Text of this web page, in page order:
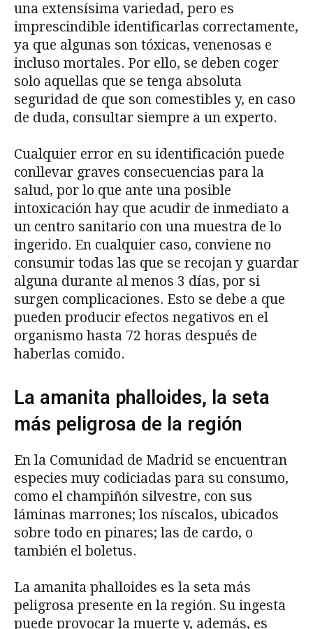
una extensísima variedad, pero es
imprescindible identificarlas correctamente,
ya que algunas son tóxicas, venenosas e
incluso mortales. Por ello, se deben coger
solo aquellas que se tenga absoluta
seguridad de que son comestibles y, en caso
de duda, consultar siempre a un experto.
Cualquier error en su identificación puede
conllevar graves consecuencias para la
salud, por lo que ante una posible
intoxicación hay que acudir de inmediato a
un centro sanitario con una muestra de lo
ingerido. En cualquier caso, conviene no
consumir todas las que se recojan y guardar
alguna durante al menos 3 días, por si
surgen complicaciones. Esto se debe a que
pueden producir efectos negativos en el
organismo hasta 72 horas después de
haberlas comido.
La amanita phalloides, la seta
más peligrosa de la región
En la Comunidad de Madrid se encuentran
especies muy codiciadas para su consumo,
como el champiñón silvestre, con sus
láminas marrones; los níscalos, ubicados
sobre todo en pinares; las de cardo, o
también el boletus.
La amanita phalloides es la seta más
peligrosa presente en la región. Su ingesta
puede provocar la muerte y, además, es